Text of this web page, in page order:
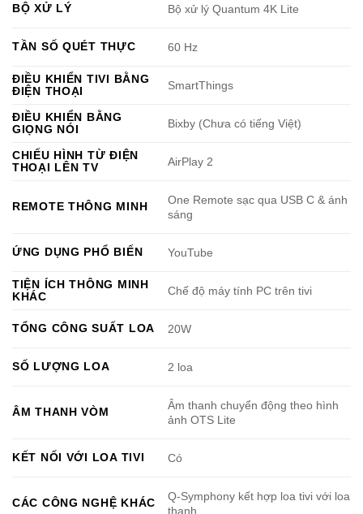
BỘ XỬ LÝ Bộ xử lý Quantum 4K Lite
TẦN SỐ QUÉT THỰC 60 Hz
ĐIỀU KHIỂN TIVI BẰNG
ĐIỆN THOẠI
SmartThings
ĐIỀU KHIỂN BẰNG
GIỌNG NÓI
Bixby (Chưa có tiếng Việt)
CHIẾU HÌNH TỪ ĐIỆN
THOẠI LÊN TV
AirPlay 2
REMOTE THÔNG MINH
One Remote sạc qua USB C & ánh
sáng
ỨNG DỤNG PHỔ BIẾN YouTube
TIỆN ÍCH THÔNG MINH
KHÁC
Chế độ máy tính PC trên tivi
TỔNG CÔNG SUẤT LOA 20W
SỐ LƯỢNG LOA 2 loa
ÂM THANH VÒM
Âm thanh chuyển động theo hình
ảnh OTS Lite
KẾT NỐI VỚI LOA TIVI Có
CÁC CÔNG NGHỆ KHÁC
Q-Symphony kết hợp loa tivi với loa
thanh